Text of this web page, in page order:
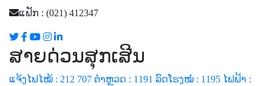
ແຟັກ : (021) 412347
ສາຍດ່ວນສຸກເສີນ
ແຈ້ງໄຟໄໝ້ : 212 707 ຕຳຫຼວດ : 1191 ລົດໂຮງໝໍ : 1195 ໄຟຟ້າ :